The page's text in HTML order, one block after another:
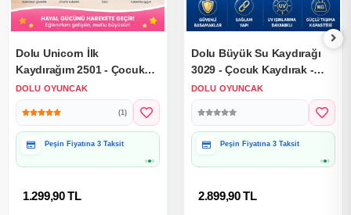
Dolu Unicorn İlk
Kaydırağım 2501 - Çocuk
Kaydırak - Çocuk Kaydırağı
Küçük Kaydırak
DOLU OYUNCAK
(1)
Peşin Fiyatına 3 Taksit
1.299,90 TL
Dolu Büyük Su Kaydırağı
3029 - Çocuk Kaydırak -
Çocuk Kaydırağı Büyük
Kaydırak
DOLU OYUNCAK
Peşin Fiyatına 3 Taksit
2.899,90 TL